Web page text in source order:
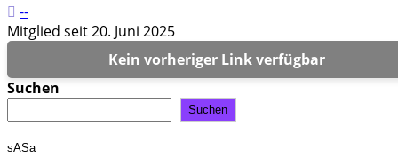
--
Mitglied seit 20. Juni 2025
Kein vorheriger Link verfügbar
Suchen
Suchen
sASa